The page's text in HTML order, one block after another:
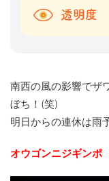
透明度
南西の風の影響でザ
ぼち！(笑)
明日からの連休は雨
オウゴンニジギンポ